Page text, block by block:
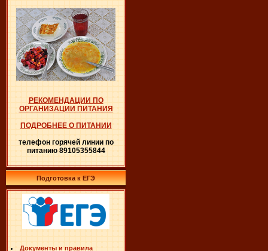
РЕКОМЕНДАЦИИ ПО
ОРГАНИЗАЦИИ ПИТАНИЯ
ПОДРОБНЕЕ О ПИТАНИИ
телефон горячей линии по
питанию 89105355844
Подготовка к ЕГЭ
Документы и правила